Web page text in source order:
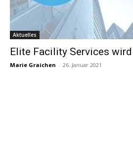
Aktuelles
Elite Facility Services
Marie Graichen - 26. Januar 2021